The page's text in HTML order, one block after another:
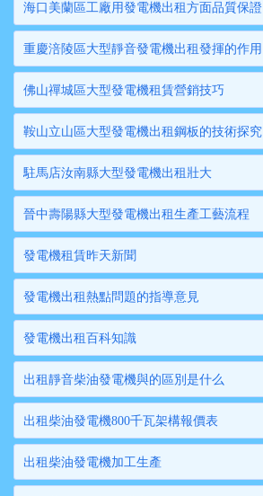
海口美蘭區工廠用發電機出租方面品質保證
重慶涪陵區大型靜音發電機出租發揮的作用
佛山禪城區大型發電機租賃營銷技巧
鞍山立山區大型發電機出租鋼板的技術探究
駐馬店汝南縣大型發電機出租壯大
晉中壽陽縣大型發電機出租生產工藝流程
發電機租賃昨天新聞
發電機出租熱點問題的指導意見
發電機出租百科知識
出租靜音柴油發電機與的區別是什么
出租柴油發電機800千瓦架構報價表
出租柴油發電機加工生產